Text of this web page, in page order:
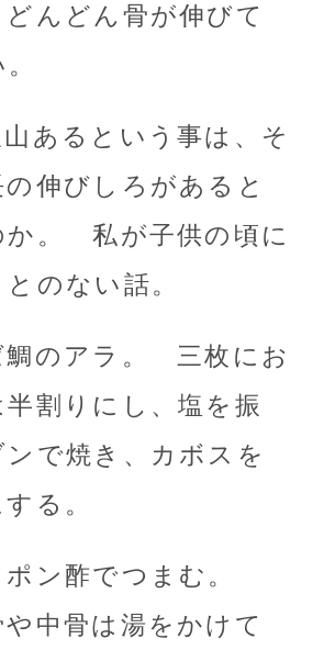
んどん骨が伸びて
あるという事は、そ
伸びしろがあると
か。 私が子供の頃に
のない話。
鯛のアラ。 三枚にお
割りにし、塩を振
ンで焼き、カボスを
る。
ポン酢でつまむ。
中骨は湯をかけて